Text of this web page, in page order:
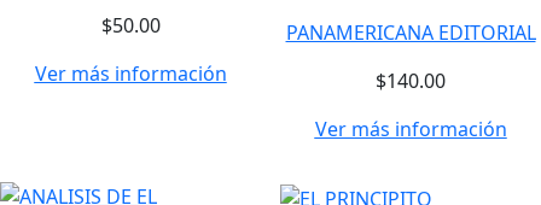
$50.00
Ver más información
PANAMERICANA EDITORIAL
$140.00
Ver más información